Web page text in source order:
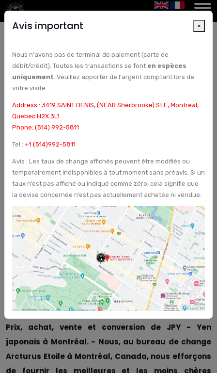
Prix, achat, vente et conversion de JPY - Yen
japonais à Montréal. | Bureau de change et
chèques à Montréal, Canada - Arcturus Etoile
Prix, achat, vente et conversion de JPY - Yen japonais à Montréal. -
Le bureau de change Arcturus Etoile à Montréal, Canada, est fier
d'annoncer qu'il est actuellement l'un des bureaux de change les
moins chers de Montréal, offrant la meilleure monnaie canadienne
en espèces et par chèque à ses clients. Veuillez continuer avec
nous pour en savoir plus sur Prix, achat, vente et conversion de JPY
- Yen japonais à Montréal
Prix, achat, vente et conversion de JPY - Yen
japonais à Montréal. - Nous, au bureau de change
Arcturus Etoile à Montréal, Canada, nous efforçons
de fournir les meilleures et les moins chères
Avis important ×
Nous n'avons pas de terminal de paiement (carte de
débit/crédit). Toutes les transactions se font en espèces
uniquement. Veuillez apporter de l'argent comptant lors de
votre visite.
Address : 3419 SAINT DENIS, (NEAR Sherbrooke) St E, Montreal,
Quebec H2X 3L1
Phone: (514) 992-5811
Tel : +1 (514)992-5811
Avis : Les taux de change affichés peuvent être modifiés ou
temporairement indisponibles à tout moment sans préavis. Si un
taux n’est pas affiché ou indiqué comme zéro, cela signifie que
la devise concernée n’est pas actuellement achetée ni vendue.